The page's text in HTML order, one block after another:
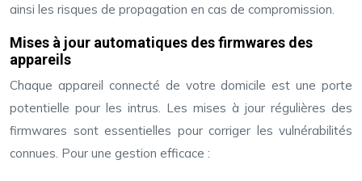
ainsi les risques de propagation en cas de compromission.
Mises à jour automatiques des firmwares des
appareils
Chaque appareil connecté de votre domicile est une porte
potentielle pour les intrus. Les mises à jour régulières des
firmwares sont essentielles pour corriger les vulnérabilités
connues. Pour une gestion efficace :